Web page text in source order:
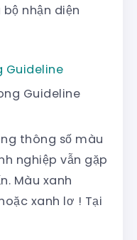
nhận diện
Guideline
thông số màu
nghiệp vẫn gặp
Màu xanh
xanh lơ ! Tại